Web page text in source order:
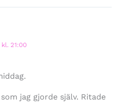
21:00
jag gjorde själv. Ritade